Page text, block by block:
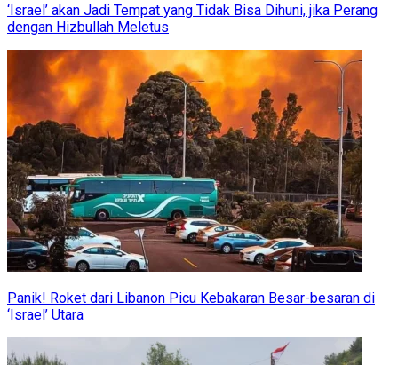
‘Israel’ akan Jadi Tempat yang Tidak Bisa Dihuni, jika Perang
dengan Hizbullah Meletus
Panik! Roket dari Libanon Picu Kebakaran Besar-besaran di
‘Israel’ Utara